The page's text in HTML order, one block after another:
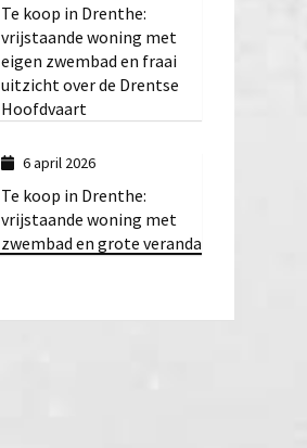
Te koop in Drenthe:
vrijstaande woning met
eigen zwembad en fraai
uitzicht over de Drentse
Hoofdvaart
6 april 2026
Te koop in Drenthe:
vrijstaande woning met
zwembad en grote veranda